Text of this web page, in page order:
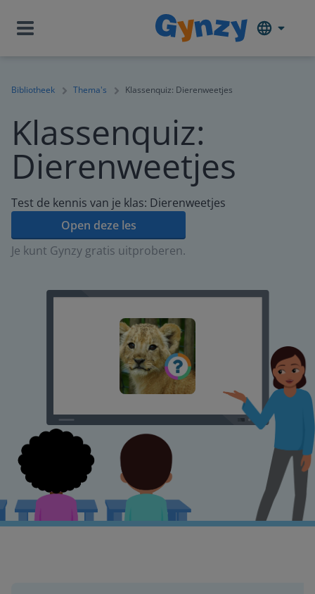
Bibliotheek Thema's Klassenquiz: Dierenweetjes
Klassenquiz:
Dierenweetjes
Test de kennis van je klas: Dierenweetjes
Open deze les
Je kunt Gynzy gratis uitproberen.